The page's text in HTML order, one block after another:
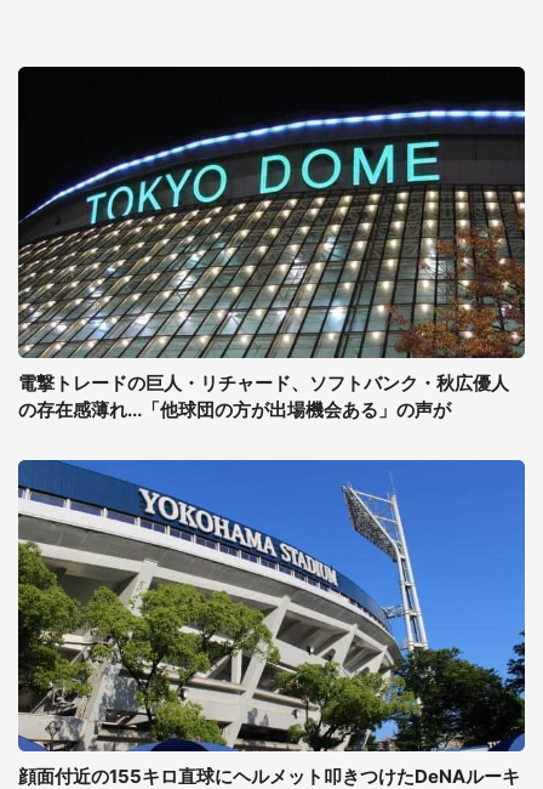
電撃トレードの巨人・リチャード、ソフトバンク・秋広優人
の存在感薄れ...「他球団の方が出場機会ある」の声が
顔面付近の155キロ直球にヘルメット叩きつけたDeNAルーキ